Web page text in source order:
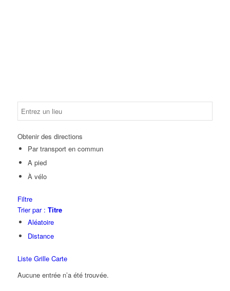
Obtenir des directions
Par transport en commun
A pied
À vélo
Filtre
Trier par : Titre
Aléatoire
Distance
Liste Grille Carte
Aucune entrée n’a été trouvée.